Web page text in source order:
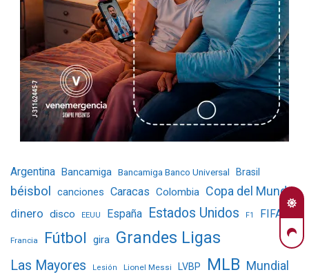
Argentina Bancamiga Bancamiga Banco Universal Brasil
béisbol canciones Caracas Colombia Copa del Mundo
dinero disco EEUU España Estados Unidos F1 FIFA
Francia Fútbol gira Grandes Ligas
Las Mayores Lesión Lionel Messi LVBP MLB Mundial